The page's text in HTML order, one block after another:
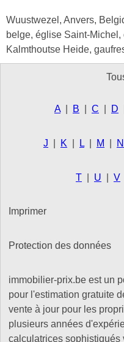
Wuustwezel, Anvers,
belge, église Saint-
Kalmthoutse Heide,
A B C D
J K L M N
T U V
Imprimer
Protection des données
immobilier-prix.be est un
pour l'estimation gratuite
vente à jour pour les
plusieurs années
calculatrices sophistiqués